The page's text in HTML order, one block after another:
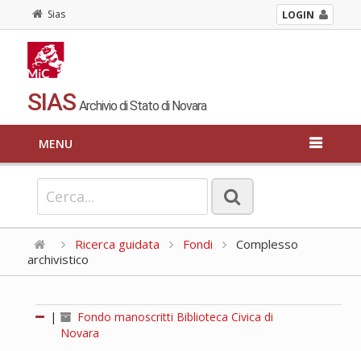
Sias LOGIN
SIAS Archivio di Stato di Novara
MENU
Ricerca guidata Fondi
Complesso
archivistico
|
Fondo manoscritti Biblioteca Civica di
Novara